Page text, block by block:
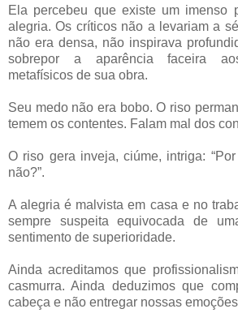
Ela percebeu que existe um imenso
alegria. Os críticos não a levariam a
não era densa, não inspirava
sobrepor a aparência faceira
metafísicos de sua obra.
Seu medo não era bobo. O riso
temem os contentes. Falam mal dos
O riso gera inveja, ciúme, intriga:
não?”.
A alegria é malvista em casa e no
sempre suspeita equivocada de
sentimento de superioridade.
Ainda acreditamos que
casmurra. Ainda deduzimos que
cabeça e não entregar nossas